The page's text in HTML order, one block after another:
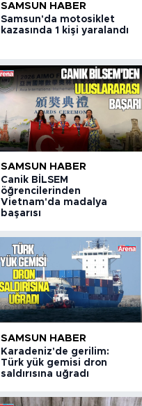
SAMSUN HABER
Samsun'da motosiklet
kazasında 1 kişi yaralandı
SAMSUN HABER
Canik BİLSEM
öğrencilerinden
Vietnam'da madalya
başarısı
SAMSUN HABER
Karadeniz'de gerilim:
Türk yük gemisi dron
saldırısına uğradı